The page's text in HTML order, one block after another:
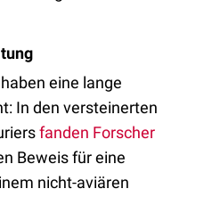
eine lange
In den versteinerten
fanden Forscher
Beweis für eine
nicht-aviären